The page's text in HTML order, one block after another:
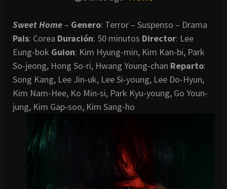
Sweet Home – Genero: Terror – Suspenso – Drama
Pais: Corea Duración: 50 minutos Director: Lee
Eung-bok Guion: Kim Hyung-min, Kim Kan-bi, Park
So-jeong, Hong So-ri, Hwang Young-chan Reparto:
Song Kang, Lee Jin-uk, Lee Si-young, Lee Do-Hyun,
Kim Nam-Hee, Ko Min-si, Park Kyu-young, Go Youn-
jung, Kim Gap-soo, Kim Sang-ho